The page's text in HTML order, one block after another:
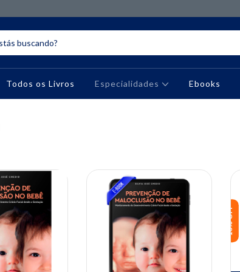
Todos os Livros Especialidades Ebooks
10% OFF